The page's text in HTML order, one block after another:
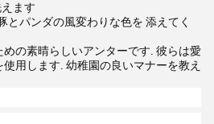
ます
とパンダの風変わりな色を 添えてく
の素晴らしいアンターです. 彼らは愛
用します. 幼稚園の良いマナーを教え